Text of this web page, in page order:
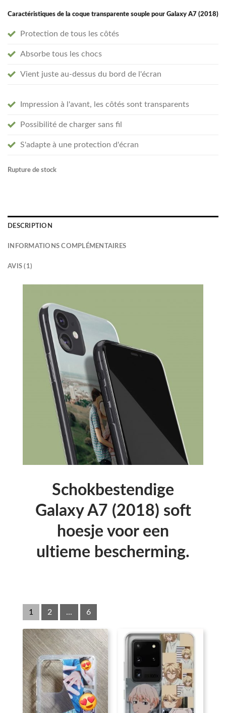
Caractéristiques de la coque transparente souple pour Galaxy A7 (2018)
Protection de tous les côtés
Absorbe tous les chocs
Vient juste au-dessus du bord de l'écran
Impression à l'avant, les côtés sont transparents
Possibilité de charger sans fil
S'adapte à une protection d'écran
Rupture de stock
DESCRIPTION
INFORMATIONS COMPLÉMENTAIRES
AVIS (1)
Schokbestendige
Galaxy A7 (2018) soft
hoesje voor een
ultieme bescherming.
1 2 ... 6